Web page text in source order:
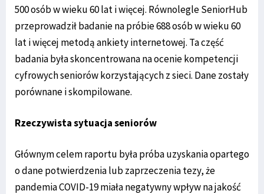
500 osób w wieku 60 lat i więcej. Równolegle SeniorHub
przeprowadził badanie na próbie 688 osób w wieku 60
lat i więcej metodą ankiety internetowej. Ta część
badania była skoncentrowana na ocenie kompetencji
cyfrowych seniorów korzystających z sieci. Dane zostały
porównane i skompilowane.
Rzeczywista sytuacja seniorów
Głównym celem raportu była próba uzyskania opartego
o dane potwierdzenia lub zaprzeczenia tezy, że
pandemia COVID-19 miała negatywny wpływ na jakość